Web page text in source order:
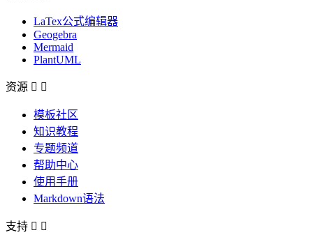
LaTex公式编辑器
Geogebra
Mermaid
PlantUML
资源  
模板社区
知识教程
专题频道
帮助中心
使用手册
Markdown语法
支持  